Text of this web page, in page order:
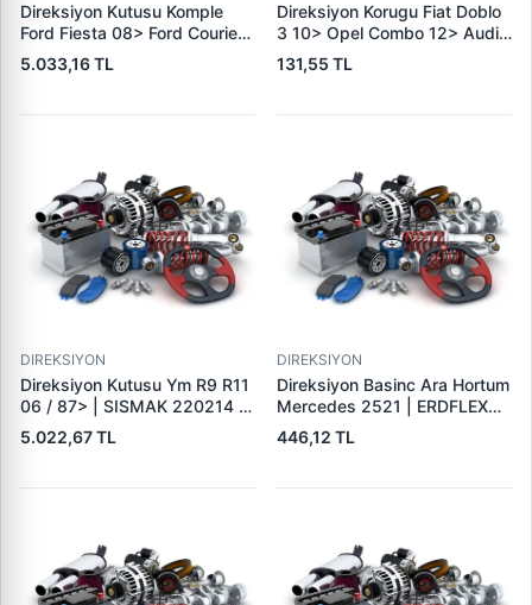
Direksiyon Kutusu Komple
Ford Fiesta 08> Ford Courier
14> | KRAFTVOLL 01050056
| OEM 8V51 3200 CL
5.033,16 TL
Direksiyon Korugu Fiat Doblo
3 10> Opel Combo 12> Audi
A1 10>15 A2 01>08 Seat
Cordoba 02>09 Ibiza 3
01>09 | LDM 123508 | OEM
131,55 TL
DIREKSIYON
Direksiyon Kutusu Ym R9 R11
06 / 87> | SISMAK 220214 |
OEM 7701465388
5.022,67 TL
DIREKSIYON
Direksiyon Basinc Ara Hortum
Mercedes 2521 | ERDFLEX
EM2752 | OEM 0019972752
0019972652 0129972382
446,12 TL